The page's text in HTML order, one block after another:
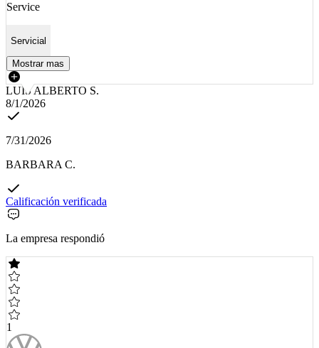
Service
Servicial
Mostrar mas
LUIS ALBERTO S.
8/1/2026
7/31/2026
BARBARA C.
Calificación verificada
La empresa respondió
1